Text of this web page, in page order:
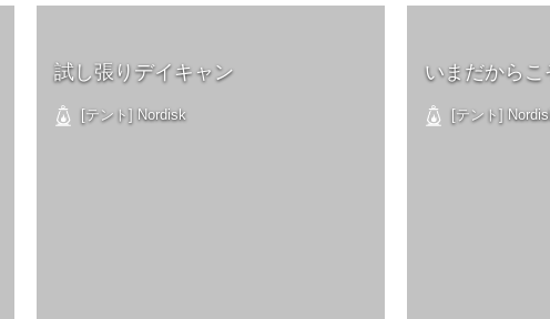
試し張りデイキャン
[テント] Nordisk
いまだからこ
[テント]